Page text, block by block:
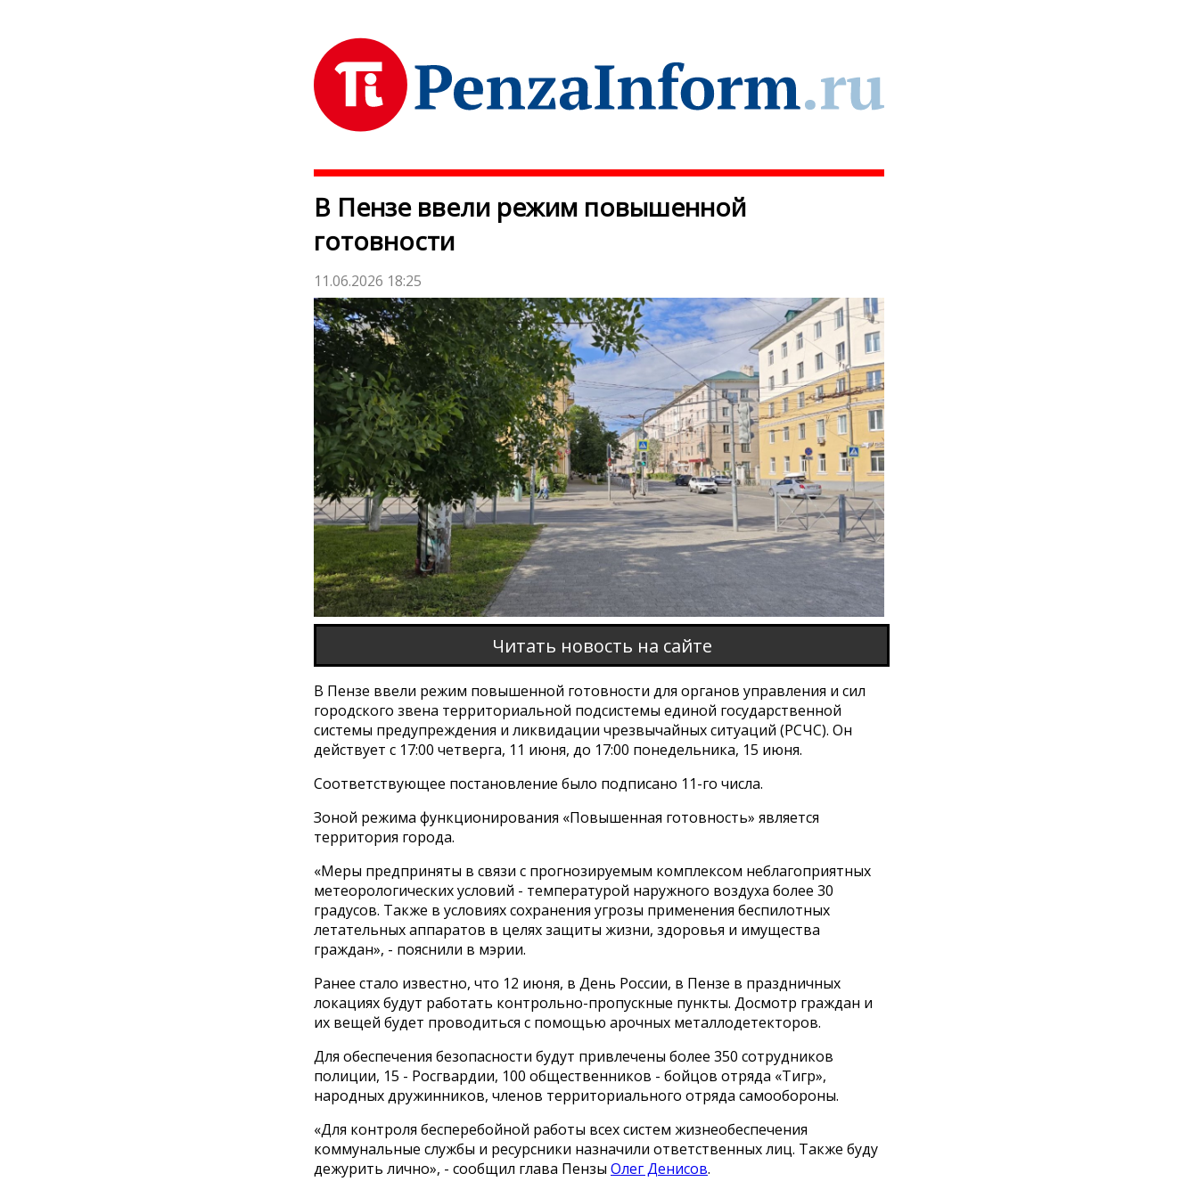
В Пензе ввели режим повышенной
готовности
11.06.2026 18:25
Читать новость на сайте
В Пензе ввели режим повышенной готовности для органов управления и сил
городского звена территориальной подсистемы единой государственной
системы предупреждения и ликвидации чрезвычайных ситуаций (РСЧС). Он
действует с 17:00 четверга, 11 июня, до 17:00 понедельника, 15 июня.
Соответствующее постановление было подписано 11-го числа.
Зоной режима функционирования «Повышенная готовность» является
территория города.
«Меры предприняты в связи с прогнозируемым комплексом неблагоприятных
метеорологических условий - температурой наружного воздуха более 30
градусов. Также в условиях сохранения угрозы применения беспилотных
летательных аппаратов в целях защиты жизни, здоровья и имущества
граждан», - пояснили в мэрии.
Ранее стало известно, что 12 июня, в День России, в Пензе в праздничных
локациях будут работать контрольно-пропускные пункты. Досмотр граждан и
их вещей будет проводиться с помощью арочных металлодетекторов.
Для обеспечения безопасности будут привлечены более 350 сотрудников
полиции, 15 - Росгвардии, 100 общественников - бойцов отряда «Тигр»,
народных дружинников, членов территориального отряда самообороны.
«Для контроля бесперебойной работы всех систем жизнеобеспечения
коммунальные службы и ресурсники назначили ответственных лиц. Также буду
дежурить лично», - сообщил глава Пензы Олег Денисов.